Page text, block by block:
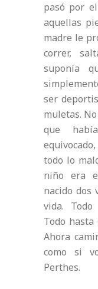
pasó por
aquellas
madre le
correr,
suponía
ser
muletas.
que
todo lo
niño era
nacido dos
vida. Todo
Todo hasta
Ahora
como si
Perthes.